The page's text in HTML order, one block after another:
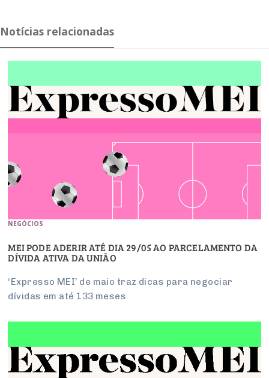
Notícias relacionadas
NEGÓCIOS
MEI PODE ADERIR ATÉ DIA 29/05 AO PARCELAMENTO DA
DÍVIDA ATIVA DA UNIÃO
‘Expresso MEI’ de maio traz dicas para negociar
dívidas em até 133 meses